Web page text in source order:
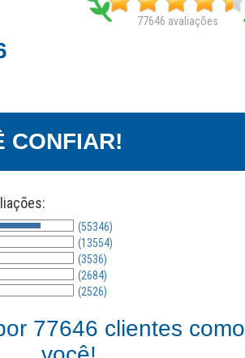
77646 avaliações
CONFIAR!
(55346)
(13554)
(3536)
(2684)
(2526)
77646 clientes como